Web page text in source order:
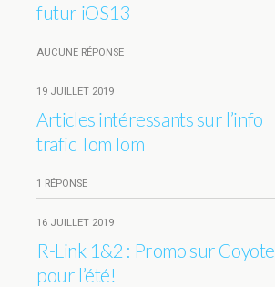
futur iOS13
AUCUNE RÉPONSE
19 JUILLET 2019
Articles intéressants sur l’info
trafic TomTom
1 RÉPONSE
16 JUILLET 2019
R-Link 1&2 : Promo sur Coyote
pour l’été!